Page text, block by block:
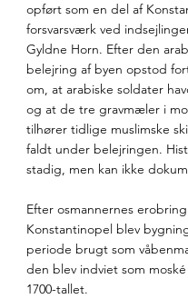
opført som en del af
forsvarsværk ved
Gyldne Horn. Efter den
belejring af byen opstod
om, at arabiske soldater
og at de tre gravmæler i
tilhører tidlige muslimske
faldt under belejringen.
stadig, men kan ikke
Efter osmannernes
Konstantinopel blev
periode brugt som
den blev indviet som
1700-tallet.